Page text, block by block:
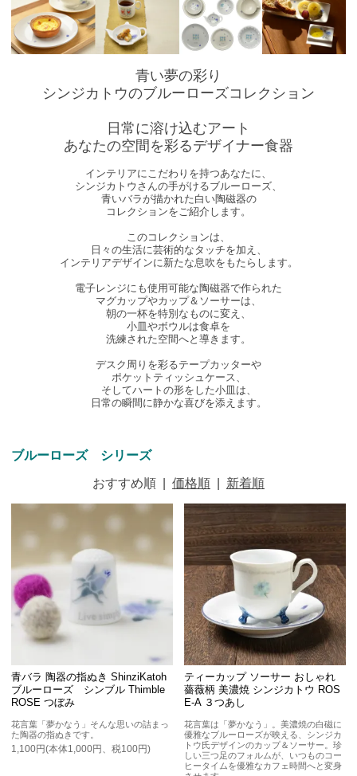
青い夢の彩り
シンジカトウのブルーローズコレクション
日常に溶け込むアート
あなたの空間を彩るデザイナー食器
インテリアにこだわりを持つあなたに、
シンジカトウさんの手がけるブルーローズ、
青いバラが描かれた白い陶磁器の
コレクションをご紹介します。
このコレクションは、
日々の生活に芸術的なタッチを加え、
インテリアデザインに新たな息吹をもたらします。
電子レンジにも使用可能な陶磁器で作られた
マグカップやカップ＆ソーサーは、
朝の一杯を特別なものに変え、
小皿やボウルは食卓を
洗練された空間へと導きます。
デスク周りを彩るテープカッターや
ポケットティッシュケース、
そしてハートの形をした小皿は、
日常の瞬間に静かな喜びを添えます。
ブルーローズ シリーズ
おすすめ順 価格順 新着順
青バラ 陶器の指ぬき ShinziKatoh
ブルーローズ シンブル Thimble
ROSE つぼみ
花言葉「夢かなう」そんな思いの詰まっ
た陶器の指ぬきです。
1,100円(本体1,000円、税100円)
ティーカップ ソーサー おしゃれ
薔薇柄 美濃焼 シンジカトウ ROS
E-A ３つあし
花言葉は「夢かなう」。美濃焼の白磁に
優雅なブルーローズが映える、シンジカ
トウ氏デザインのカップ＆ソーサー。珍
しい三つ足のフォルムが、いつものコー
ヒータイムを優雅なカフェ時間へと変身